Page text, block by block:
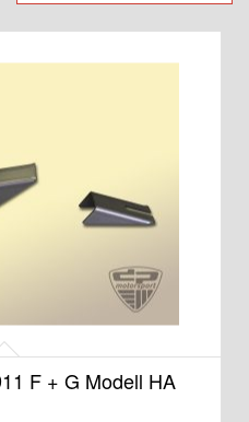
F + G Modell HA